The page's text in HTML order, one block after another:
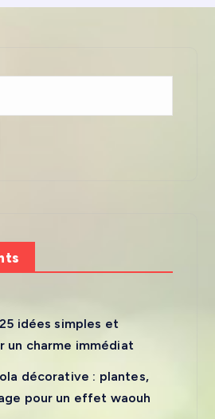
idées simples et
un charme immédiat
décorative : plantes,
pour un effet waouh